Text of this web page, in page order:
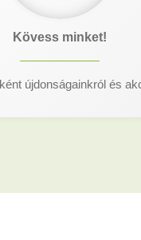
Kövess minket!
újdonságainkról és